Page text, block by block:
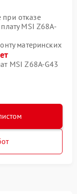
при отказе
MSI Z68A-
материнских
MSI Z68A-G43